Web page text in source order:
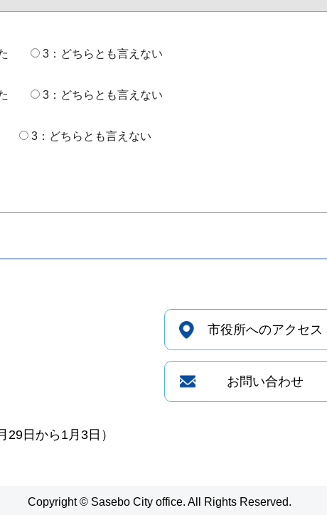
3：どちらとも言えない
3：どちらとも言えない
3：どちらとも言えない
日から1月3日）
市役所へのアクセス
お問い合わせ
Copyright © Sasebo City office. All Rights Reserved.